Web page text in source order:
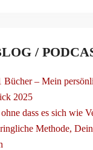
/
Bücher – Mein
2025
dass es sich wie
Methode,